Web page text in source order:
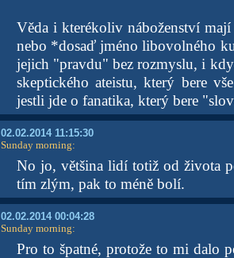
Věda i kterékoliv náboženství
nebo *dosaď jméno libovolného
jejich "pravdu" bez rozmyslu, i
skeptického ateistu, který bere
jestli jde o fanatika, který bere
02.02.2014 11:15:30
Sunday morning:
No jo, většina lidí totiž od života
tím zlým, pak to méně bolí.
02.02.2014 00:04:28
Sunday morning:
Pro to špatné, protože to mi dalo